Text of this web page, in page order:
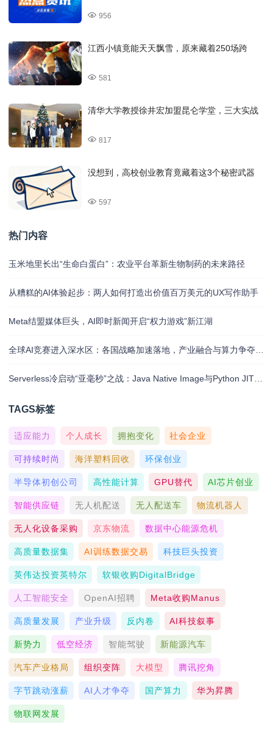
956
江西小镇竟能天天飘雪，原来藏着250场跨
581
清华大学教授徐井宏加盟昆仑学堂，三大实战
817
没想到，高校创业教育竟藏着这3个秘密武器
597
热门内容
玉米地里长出“生命白蛋白”：农业平台革新生物制药的未来路径
从糟糕的AI体验起步：两人如何打造出价值百万美元的UX写作助手
Meta结盟媒体巨头，AI即时新闻开启“权力游戏”新江湖
TAGS标签
适应能力 个人成长 拥抱变化 社会企业
可持续时尚 海洋塑料回收 环保创业
半导体初创公司 高性能计算 GPU替代 AI芯片创业
智能供应链 无人机配送 无人配送车 物流机器人
无人化设备采购 京东物流 数据中心能源危机
高质量数据集 AI训练数据交易 科技巨头投资
英伟达投资英特尔 软银收购DigitalBridge
人工智能安全 OpenAI招聘 Meta收购Manus
高质量发展 产业升级 反内卷 AI科技叙事
新势力 低空经济 智能驾驶 新能源汽车
汽车产业格局 组织变阵 大模型 腾讯挖角
字节跳动涨薪 AI人才争夺 国产算力 华为昇腾
物联网发展